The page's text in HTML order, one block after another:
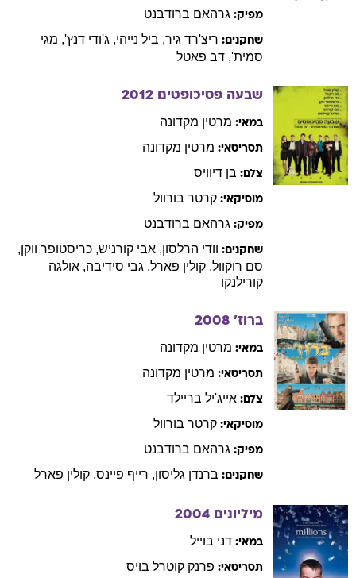
מפיק: גרהאם ברודבנט
שחקנים: ריצ'רד גיר, ביל נייהי, ג'ודי דנץ', מגי
סמית', דב פאטל
שבעה פסיכופטים 2012
במאי: מרטין מקדונה
תסריטאי: מרטין מקדונה
צלם: בן דיוויס
מוסיקאי: קרטר בורוול
מפיק: גרהאם ברודבנט
שחקנים: וודי הרלסון, אבי קורניש, כריסטופר ווקן,
סם רוקוול, קולין פארל, גבי סידיבה, אולגה
קורילנקו
ברוז' 2008
במאי: מרטין מקדונה
תסריטאי: מרטין מקדונה
צלם: אייג'יל בריילד
מוסיקאי: קרטר בורוול
מפיק: גרהאם ברודבנט
שחקנים: ברנדן גליסון, רייף פיינס, קולין פארל
מיליונים 2004
במאי: דני בוייל
תסריטאי: פרנק קוטרל בויס